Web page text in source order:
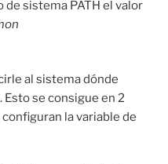
de sistema PATH el valor
al sistema dónde
Esto se consigue en 2
la variable de